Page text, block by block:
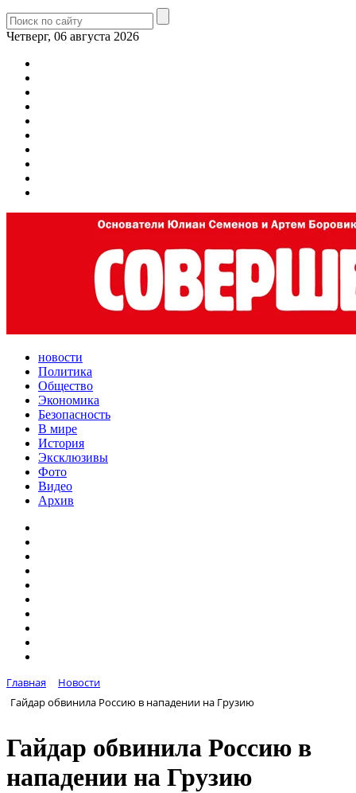
Четверг, 06 августа 2026
новости
Политика
Общество
Экономика
Безопасность
В мире
История
Эксклюзивы
Фото
Видео
Архив
Главная
Новости
Гайдар обвинила Россию в нападении на Грузию
Гайдар обвинила Россию в
нападении на Грузию